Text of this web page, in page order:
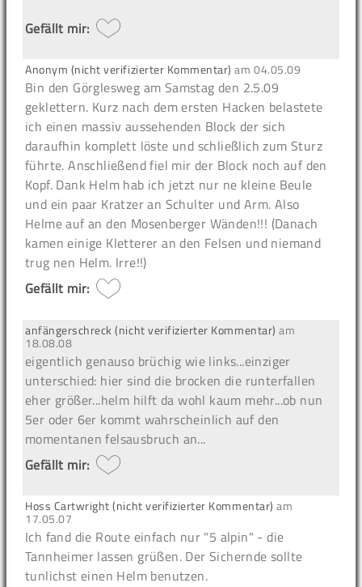
Gefällt mir:
Anonym (nicht verifizierter Kommentar) am04.05.09
Bin den Görglesweg am Samstag den 2.5.09
geklettern. Kurz nach dem ersten Hacken belastete
ich einen massiv aussehenden Block der sich
daraufhin komplett löste und schließlich zum Sturz
führte. Anschließend fiel mir der Block noch auf den
Kopf. Dank Helm hab ich jetzt nur ne kleine Beule
und ein paar Kratzer an Schulter und Arm. Also
Helme auf an den Mosenberger Wänden!!! (Danach
kamen einige Kletterer an den Felsen und niemand
trug nen Helm. Irre!!)
Gefällt mir:
anfängerschreck (nicht verifizierter Kommentar) am
18.08.08
eigentlich genauso brüchig wie links...einziger
unterschied: hier sind die brocken die runterfallen
eher größer...helm hilft da wohl kaum mehr...ob nun
5er oder 6er kommt wahrscheinlich auf den
momentanen felsausbruch an...
Gefällt mir:
Hoss Cartwright (nicht verifizierter Kommentar) am
17.05.07
Ich fand die Route einfach nur "5 alpin" - die
Tannheimer lassen grüßen. Der Sichernde sollte
tunlichst einen Helm benutzen.